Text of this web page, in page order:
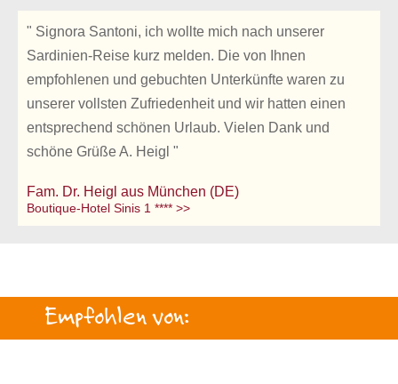
" Signora Santoni, ich wollte mich nach unserer
Sardinien-Reise kurz melden. Die von Ihnen
empfohlenen und gebuchten Unterkünfte waren zu
unserer vollsten Zufriedenheit und wir hatten einen
entsprechend schönen Urlaub. Vielen Dank und
schöne Grüße A. Heigl "
Fam. Dr. Heigl aus München (DE)
Boutique-Hotel Sinis 1 **** >>
Empfohlen von: